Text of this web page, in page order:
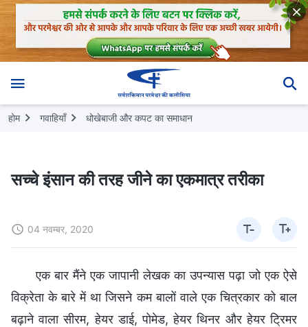
होम गवाहियाँ धोखेबाजी और कपट का समाधान
सच्चे इंसान की तरह जीने का एकमात्र तरीका
04 नवम्बर, 2020
एक बार मैंने एक जापानी लेखक का उपन्यास पढ़ा जो एक ऐसे
विक्रेता के बारे में था जिसने कम बालों वाले एक चित्रकार को बाल
बढ़ाने वाला सीरम, हेयर डाई, पोमेड, हेयर थिनर और हेयर ट्रिमर